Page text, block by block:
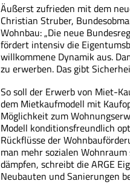
Äußerst zufrieden mit dem
Christian Struber,
Wohnbau: „Die neue
fördert intensiv die
willkommene Dynamik aus.
zu erwerben. Das gibt
So soll der Erwerb von Miet-
dem Mietkaufmodell mit
Möglichkeit zum
Modell konditionsfreundlich
Rückflüsse der
man mehr sozialen
dämpfen, schreibt die ARGE
Neubauten und Sanierungen